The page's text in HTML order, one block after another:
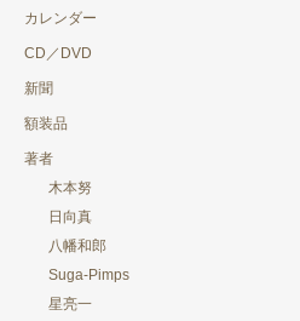
大畑 誠也
佐々木 正美
西端 春枝
大越 桂
宮﨑 陽江
カレンダー
CD／DVD
新聞
額装品
著者
木本努
日向真
八幡和郎
Suga-Pimps
星亮一